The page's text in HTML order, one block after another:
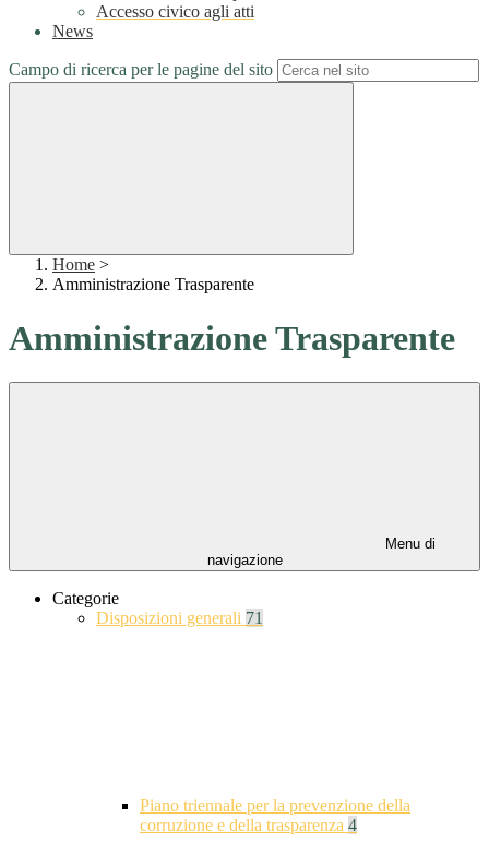
Accesso civico agli atti
News
Campo di ricerca per le pagine del sito
Home >
Amministrazione Trasparente
Amministrazione Trasparente
Menu di
navigazione
Categorie
Disposizioni generali 71
Piano triennale per la prevenzione della
corruzione e della trasparenza 4